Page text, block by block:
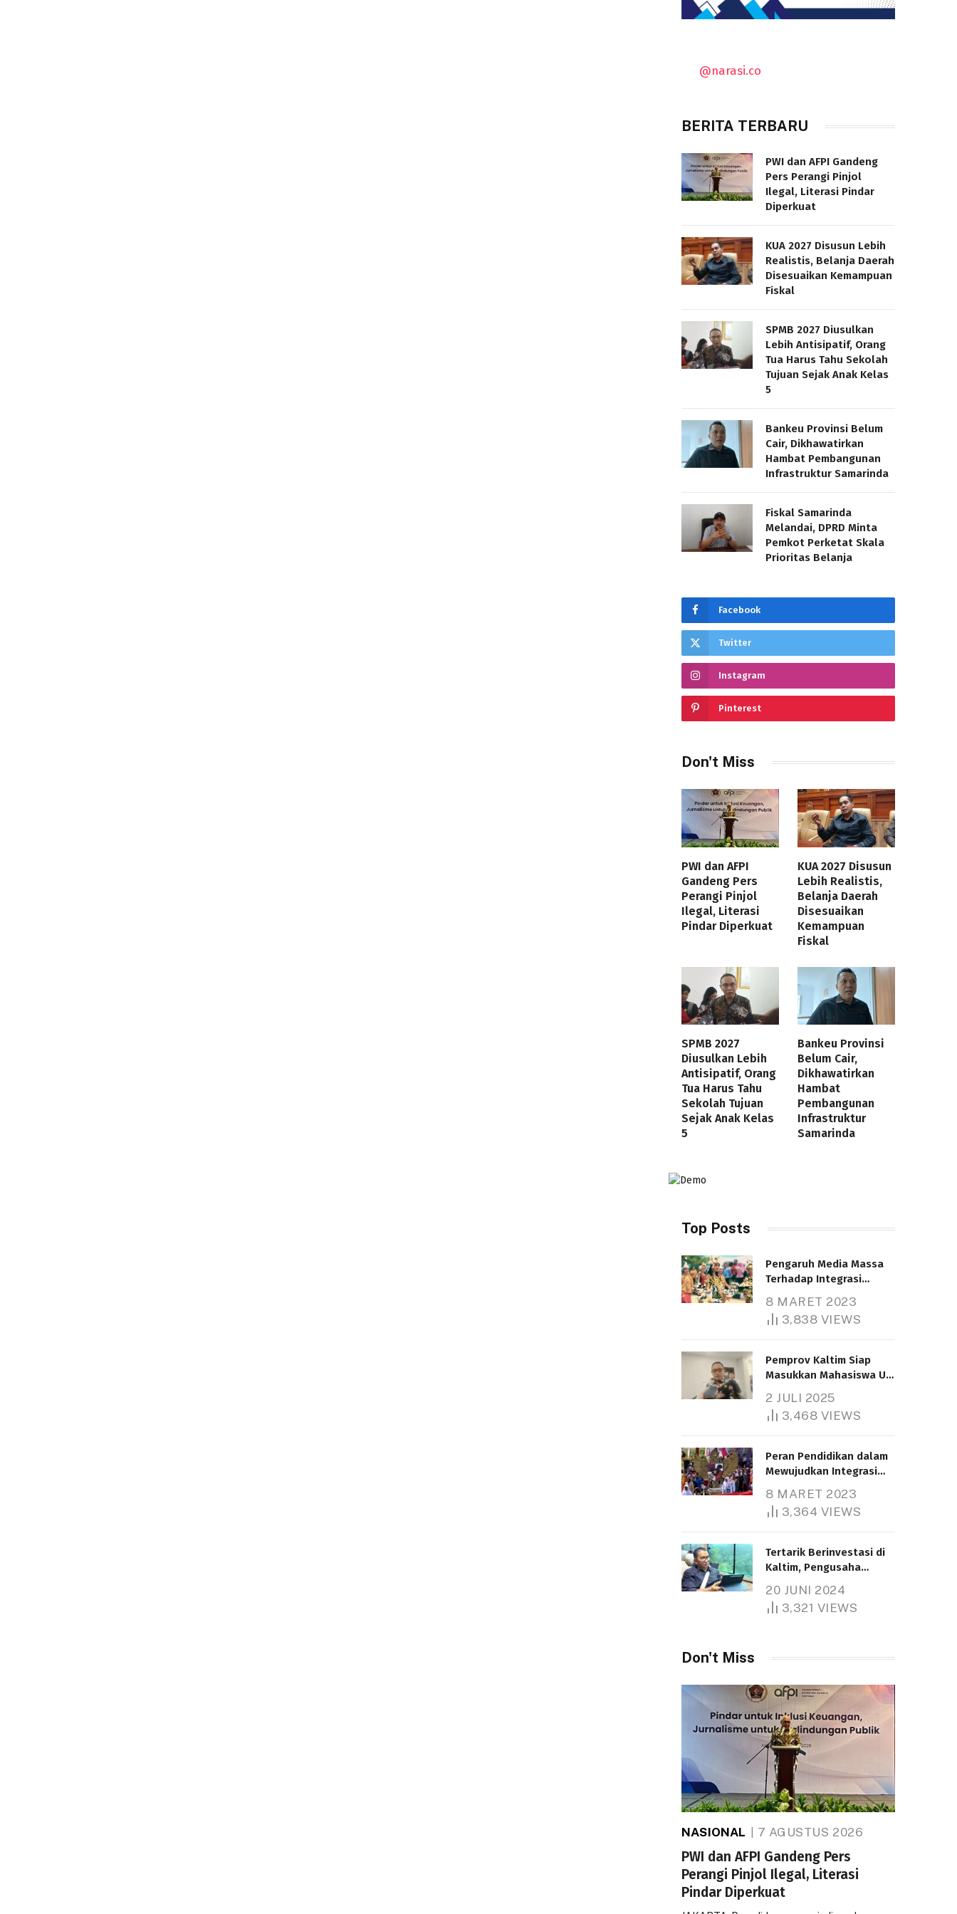
@narasi.co
BERITA TERBARU
PWI dan AFPI Gandeng
Pers Perangi Pinjol
Ilegal, Literasi Pindar
Diperkuat
KUA 2027 Disusun Lebih
Realistis, Belanja Daerah
Disesuaikan Kemampuan
Fiskal
SPMB 2027 Diusulkan
Lebih Antisipatif, Orang
Tua Harus Tahu Sekolah
Tujuan Sejak Anak Kelas
5
Bankeu Provinsi Belum
Cair, Dikhawatirkan
Hambat Pembangunan
Infrastruktur Samarinda
Fiskal Samarinda
Melandai, DPRD Minta
Pemkot Perketat Skala
Prioritas Belanja
Facebook
Twitter
Instagram
Pinterest
Don't Miss
PWI dan AFPI
Gandeng Pers
Perangi Pinjol
Ilegal, Literasi
Pindar Diperkuat
KUA 2027 Disusun
Lebih Realistis,
Belanja Daerah
Disesuaikan
Kemampuan
Fiskal
SPMB 2027
Diusulkan Lebih
Antisipatif, Orang
Tua Harus Tahu
Sekolah Tujuan
Sejak Anak Kelas
5
Bankeu Provinsi
Belum Cair,
Dikhawatirkan
Hambat
Pembangunan
Infrastruktur
Samarinda
Top Posts
Pengaruh Media Massa
Terhadap Integrasi
8 MARET 2023
3,838 VIEWS
Pemprov Kaltim Siap
Masukkan Mahasiswa UT
Bantuan Pendidikan
Gratispol
2 JULI 2025
3,468 VIEWS
Peran Pendidikan dalam
Mewujudkan Integrasi
8 MARET 2023
3,364 VIEWS
Tertarik Berinvestasi di
Kaltim, Pengusaha
1.000 Hektare
20 JUNI 2024
3,321 VIEWS
Don't Miss
NASIONAL 7 AGUSTUS 2026
PWI dan AFPI Gandeng Pers
Perangi Pinjol Ilegal, Literasi
Pindar Diperkuat